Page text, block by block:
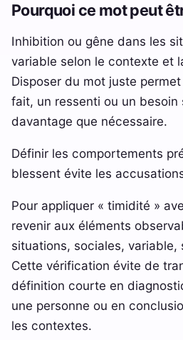
Pourquoi ce mot peut
Inhibition ou gêne dans les
variable selon le contexte et
Disposer du mot juste
fait, un ressenti ou un besoin
davantage que nécessaire.
Définir les comportements
blessent évite les
Pour appliquer « timidité »
revenir aux éléments
situations, sociales, variable,
Cette vérification évite de
définition courte en
une personne ou en
les contextes.